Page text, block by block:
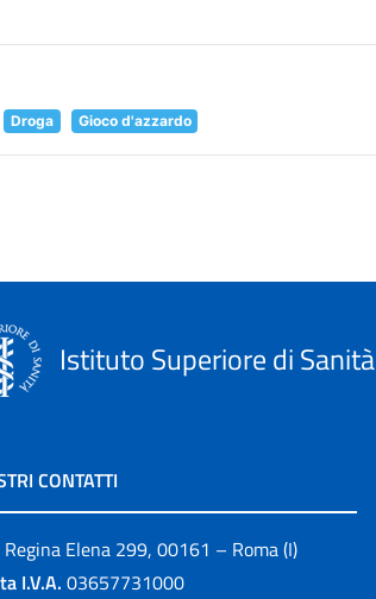
Droga Gioco d'azzardo
Istituto Superiore di Sanità
CONTATTI
Elena 299, 00161 – Roma (I)
I.V.A. 03657731000